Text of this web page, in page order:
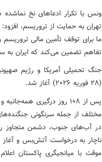
ونس با تکرار ادعاهای نخ
تهران به حمایت از تروریسم،
ما برای توقف تأمین مالی
تفاهم تضمین می‌کند که ایران به
(۲۸ فوریه ۲۰۲۶) آغاز شد.
پس از ۱۰۸ روز درگیری
مختلف از جمله سرنگونی
در آب‌های جنوب، دشمن متجاوز
موقت با میانجیگری پاکستان